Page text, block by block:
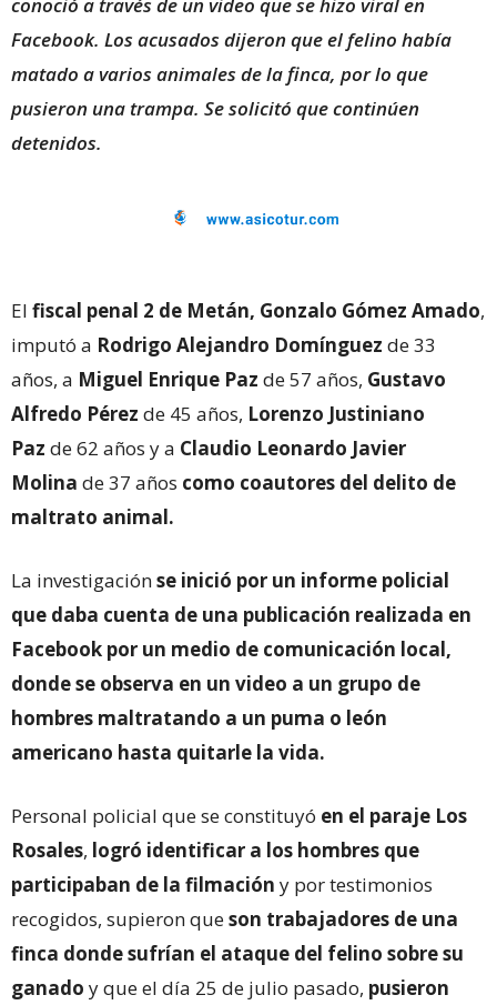
conoció a través de un video que se hizo viral en
Facebook. Los acusados dijeron que el felino había
matado a varios animales de la finca, por lo que
pusieron una trampa. Se solicitó que continúen
detenidos.
El fiscal penal 2 de Metán, Gonzalo Gómez Amado,
imputó a Rodrigo Alejandro Domínguez de 33
años, a Miguel Enrique Paz de 57 años, Gustavo
Alfredo Pérez de 45 años, Lorenzo Justiniano
Paz de 62 años y a Claudio Leonardo Javier
Molina de 37 años como coautores del delito de
maltrato animal.
La investigaciónse inició por un informe policial
que daba cuenta de una publicación realizada en
Facebook por un medio de comunicación local,
donde se observa en un video a un grupo de
hombres maltratando a un puma o león
americano hasta quitarle la vida.
Personal policial que se constituyó en el paraje Los
Rosales, logró identificar a los hombres que
participaban de la filmación y por testimonios
recogidos, supieron queson trabajadores de una
finca donde sufrían el ataque del felino sobre su
ganado y que el día 25 de julio pasado, pusieron